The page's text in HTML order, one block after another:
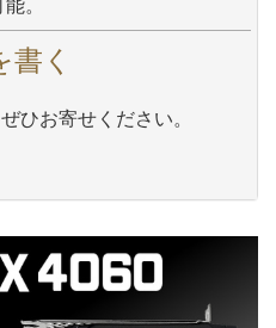
く
ひお寄せください。